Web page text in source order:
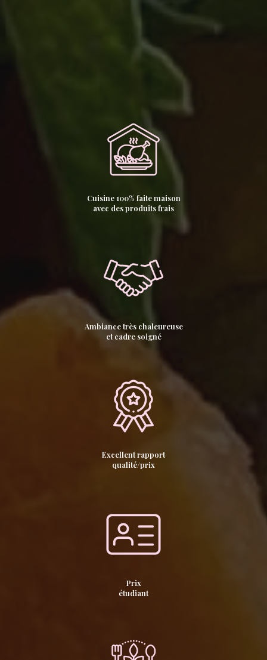
Cuisine 100% faite maison
avec des produits frais
Ambiance très chaleureuse
et cadre soigné
Excellent rapport
qualité/prix
Prix
étudiant